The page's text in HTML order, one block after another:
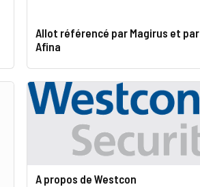
Allot référencé par Magirus et par
Afina
A propos de Westcon